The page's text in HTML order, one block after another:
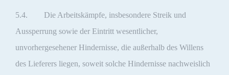
5.4. Die Arbeitskämpfe, insbesondere Streik und
Aussperrung sowie der Eintritt wesentlicher,
unvorhergesehener Hindernisse, die außerhalb des Willens
des Lieferers liegen, soweit solche Hindernisse nachweislich